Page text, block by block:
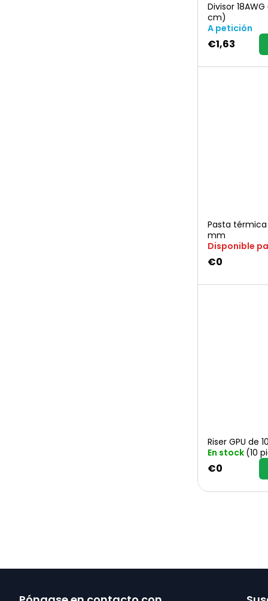
Divisor
cm)
A petición
€1,63
Pasta térmica
mm
Disponible
€0
Riser GPU de
En stock (10
€0